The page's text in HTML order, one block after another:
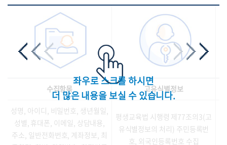
프로그램 수동설치
좌우로 스크롤 하시면
더 많은 내용을 보실 수 있습니다.
수집항목 고유식별정보
성명, 아이디, 비밀번호, 생년월일,
성별, 휴대폰, 이메일, 상담내용,
주소, 일반전화번호, 계좌정보, 최
평생교육법 시행령 제77조의3(고
유식별정보의 처리) 주민등록번
호, 외국인등록번호 수집